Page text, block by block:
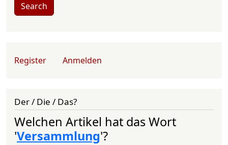
Search
User account menu
Register Anmelden
Der / Die / Das?
Welchen Artikel hat das Wort
'Versammlung'?